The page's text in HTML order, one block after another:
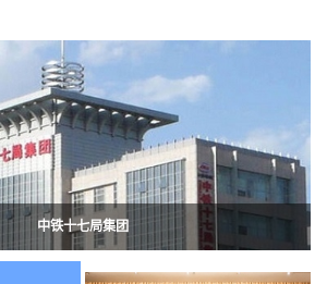
中铁十七局集团